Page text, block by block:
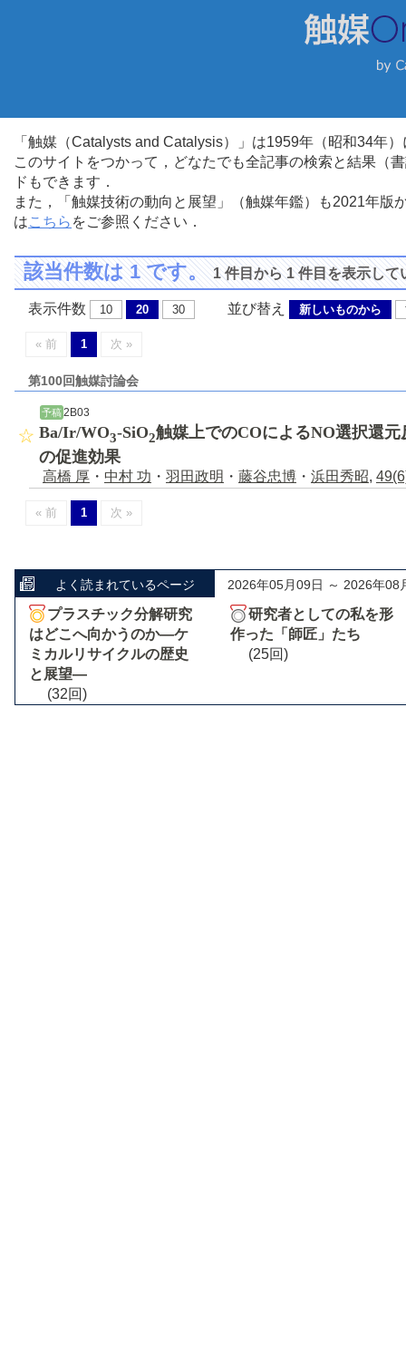
「触媒（Catalysts and Catalysis）」は1959年（昭和34年
このサイトをつかって，どなたでも全記事の検索と結果（
ドもできます．
また，「触媒技術の動向と展望」（触媒年鑑）も2021年
はこちら をご参照ください．
該当件数は 1 です。1 件目から 1 件目を表示して
表示件数 10 20 30 並び替え 新しいものから
« 前 1 次 »
第100回触媒討論会
予稿 2B03
Ba/Ir/WO3-SiO2触媒上でのCOによるNO選択還
の促進効果
高橋 厚 ・ 中村 功 ・ 羽田政明 ・ 藤谷忠博 ・ 浜田秀昭,
« 前 1 次 »
よく読まれているページ 2026年05月09日 ～ 2026年08
プラスチック分解研究
はどこへ向かうのか―ケ
ミカルリサイクルの歴史
と展望―
(32回)
研究者としての私を形
作った「師匠」たち
(25回)